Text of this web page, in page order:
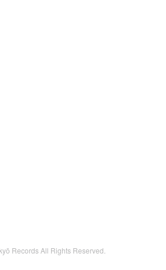
Records All Rights Reserved.